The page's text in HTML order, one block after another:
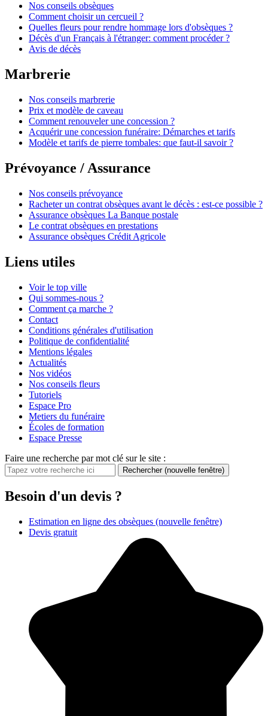
Nos conseils obsèques
Comment choisir un cercueil ?
Quelles fleurs pour rendre hommage lors d'obsèques ?
Décès d'un Français à l'étranger: comment procéder ?
Avis de décès
Marbrerie
Nos conseils marbrerie
Prix et modèle de caveau
Comment renouveler une concession ?
Acquérir une concession funéraire: Démarches et tarifs
Modèle et tarifs de pierre tombales: que faut-il savoir ?
Prévoyance / Assurance
Nos conseils prévoyance
Racheter un contrat obsèques avant le décès : est-ce possible ?
Assurance obsèques La Banque postale
Le contrat obsèques en prestations
Assurance obsèques Crédit Agricole
Liens utiles
Voir le top ville
Qui sommes-nous ?
Comment ça marche ?
Contact
Conditions générales d'utilisation
Politique de confidentialité
Mentions légales
Actualités
Nos vidéos
Nos conseils fleurs
Tutoriels
Espace Pro
Metiers du funéraire
Écoles de formation
Espace Presse
Faire une recherche par mot clé sur le site :
Rechercher (nouvelle fenêtre)
Besoin d'un devis ?
Estimation en ligne des obsèques (nouvelle fenêtre)
Devis gratuit